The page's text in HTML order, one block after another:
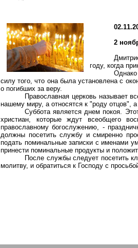
2
году, когда
силу того, что она была установлена с
о погибших за веру.
Православная церковь называет
нашему миру, а относятся к "роду отцов",
Суббота является днем покоя.
христиан, которые ждут всеобщего
православному богослужению, -
должны посетить службу и смиренно
подать поминальные записки с именами
принести поминальные продукты и
После службы следует посетить
молитву, и обратиться к Господу с